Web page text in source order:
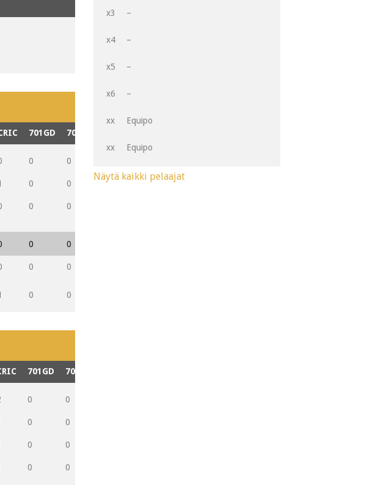
701GD 701PD
0 0
0 0 0
0 0
0 0
0 0
0 0
701GD 701PD
0 0
0 0
0 0
0 0
x3 –
x4 –
x5 –
x6 –
xx Equipo
xx Equipo
Näytä kaikki pelaajat